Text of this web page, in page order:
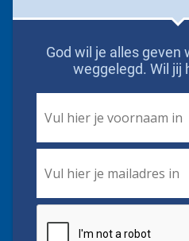
God wil je alles geven
weggelegd. Wil jij
Name *